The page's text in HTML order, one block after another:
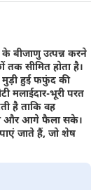
के बीजाणु उत्पन्न करने
सीमित होता है।
मुड़ी हुई फफुंद की
मलाईदार-भूरी परत
है ताकि वह
और आगे फैला सके।
जाते हैं, जो शेष